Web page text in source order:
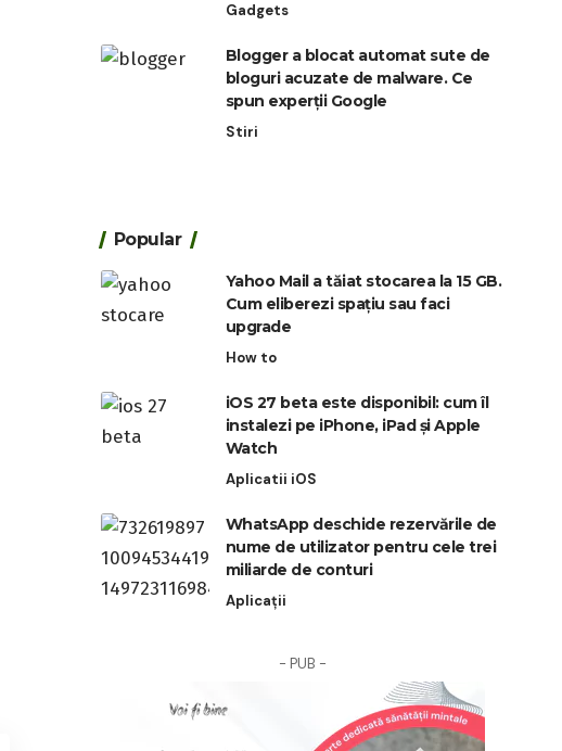
Gadgets
Blogger a blocat automat sute de
bloguri acuzate de malware. Ce
spun experții Google
Stiri
Popular
Yahoo Mail a tăiat stocarea la 15 GB.
Cum eliberezi spațiu sau faci
upgrade
How to
iOS 27 beta este disponibil: cum îl
instalezi pe iPhone, iPad și Apple
Watch
Aplicatii iOS
WhatsApp deschide rezervările de
nume de utilizator pentru cele trei
miliarde de conturi
Aplicații
- PUB -